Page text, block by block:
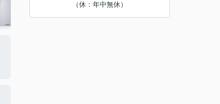
（休：年中無休）